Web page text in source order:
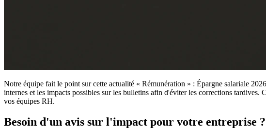
Notre équipe fait le point sur cette actualité « Rémunération » : Épargne salariale
internes et les impacts possibles sur les bulletins afin d'éviter les corrections
vos équipes RH.
Besoin d'un avis sur l'impact pour votre entreprise ?